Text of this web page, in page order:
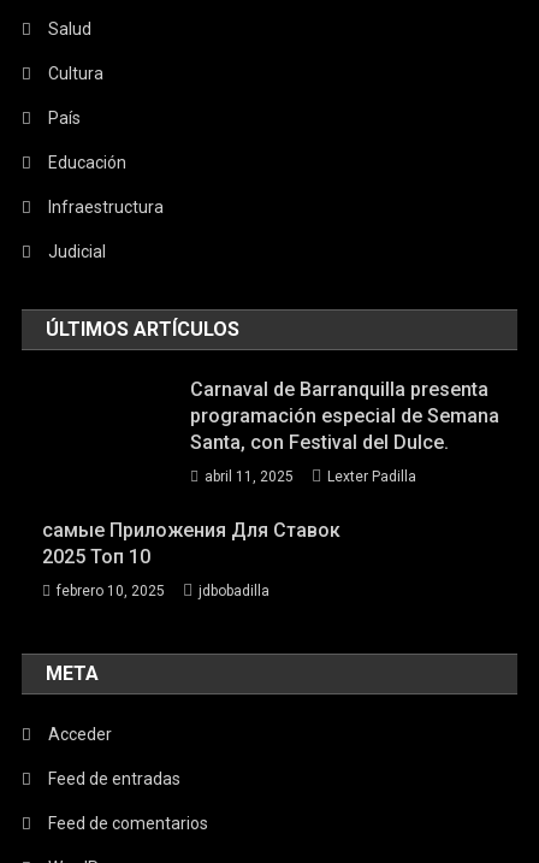
Salud
Cultura
País
Educación
Infraestructura
Judicial
ÚLTIMOS ARTÍCULOS
Carnaval de Barranquilla presenta
programación especial de Semana
Santa, con Festival del Dulce.
abril 11, 2025 Lexter Padilla
самые Приложения Для Ставок
2025 Топ 10
febrero 10, 2025 jdbobadilla
META
Acceder
Feed de entradas
Feed de comentarios